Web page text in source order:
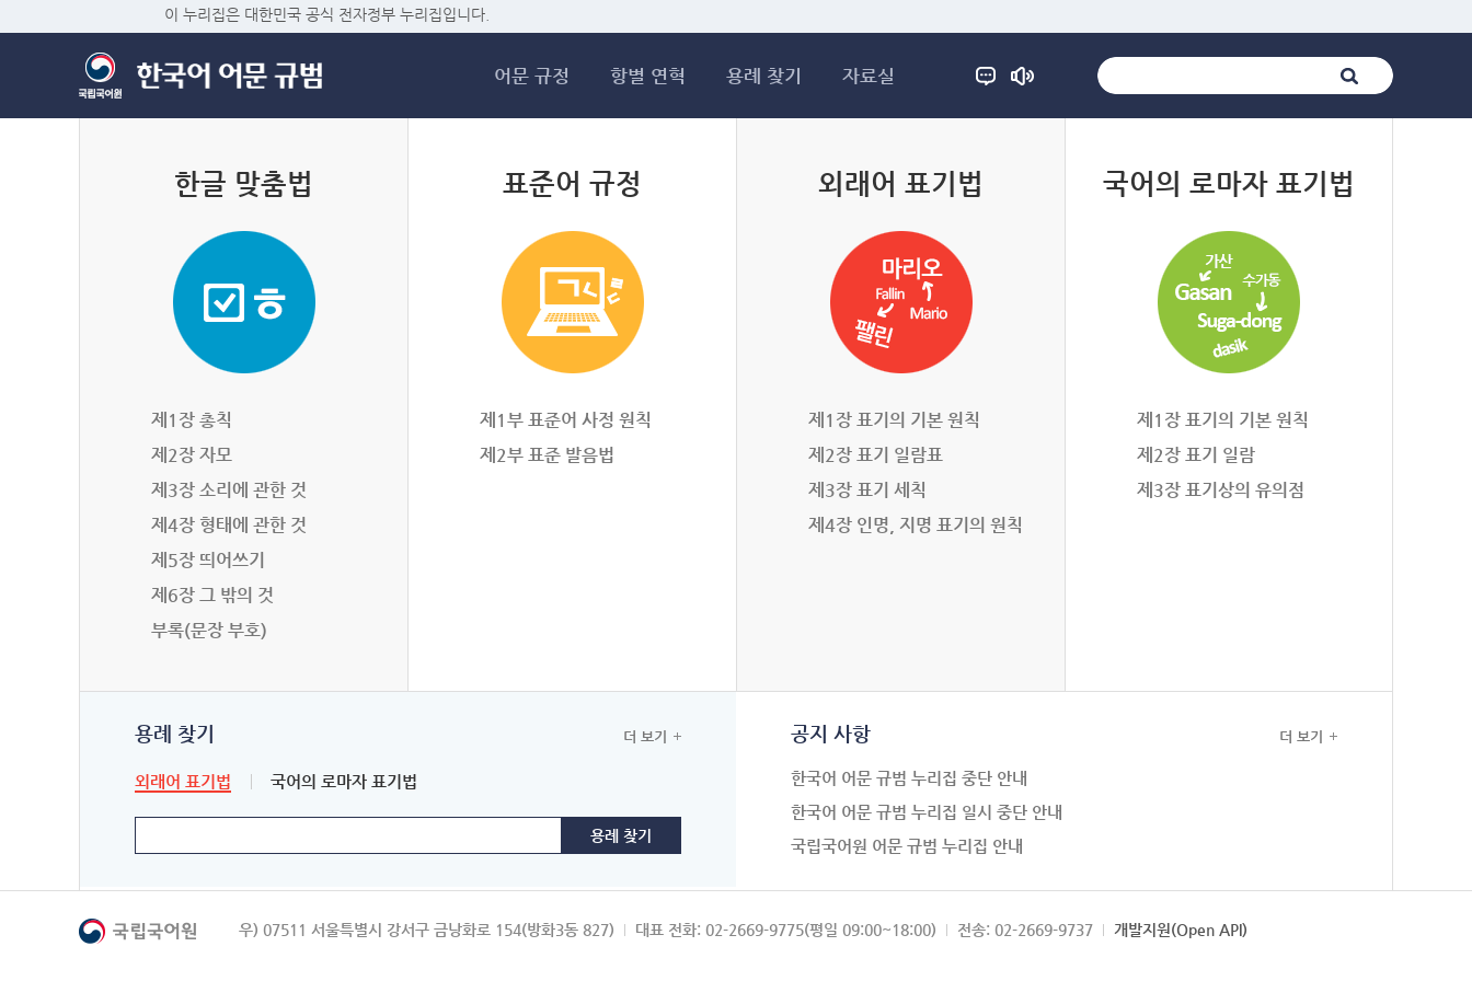
이 누리집은 대한민국 공식 전자정부 누리집입니다.
어문 규정 항별 연혁 용례 찾기 자료실
한글 맞춤법
제1장 총칙
제2장 자모
제3장 소리에 관한 것
제4장 형태에 관한 것
제5장 띄어쓰기
제6장 그 밖의 것
부록(문장 부호)
표준어 규정
제1부 표준어 사정 원칙
제2부 표준 발음법
외래어 표기법
제1장 표기의 기본 원칙
제2장 표기 일람표
제3장 표기 세칙
제4장 인명, 지명 표기의 원칙
국어의 로마자 표기법
제1장 표기의 기본 원칙
제2장 표기 일람
제3장 표기상의 유의점
용례 찾기
외래어 표기법 국어의 로마자 표기법
더 보기 공지 사항
한국어 어문 규범 누리집 중단 안내
한국어 어문 규범 누리집 일시 중단 안내
국립국어원 어문 규범 누리집 안내
더 보기
우) 07511 서울특별시 강서구 금낭화로 154(방화3동 827) 대표 전화: 02-2669-9775(평일 09:00~18:00) 전송: 02-2669-9737 개발지원(Open API)